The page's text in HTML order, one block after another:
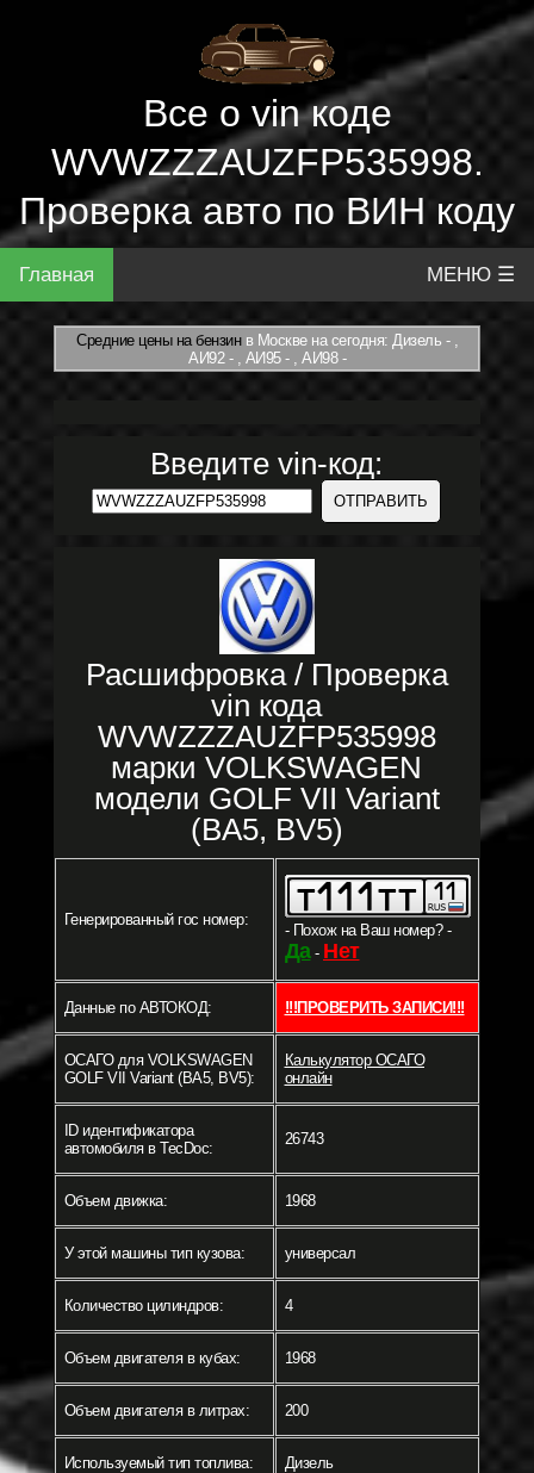
Все о vin коде
WVWZZZAUZFP535998.
Проверка авто по ВИН коду
Главная МЕНЮ ☰
Средние цены на бензинв Москве на сегодня: Дизель - ,
АИ92 - , АИ95 - , АИ98 -
Введите vin-код:
Расшифровка / Проверка
vin кода
WVWZZZAUZFP535998
марки VOLKSWAGEN
модели GOLF VII Variant
(BA5, BV5)
Генерированный гос номер:
- Похож на Ваш номер? -
Да- Нет
Данные по АВТОКОД: !!!ПРОВЕРИТЬ ЗАПИСИ!!!
ОСАГО для VOLKSWAGEN
GOLF VII Variant (BA5, BV5):
Калькулятор ОСАГО
онлайн
ID идентификатора
автомобиля в TecDoc:
26743
Объем движка: 1968
У этой машины тип кузова: универсал
Количество цилиндров: 4
Объем двигателя в кубах: 1968
Объем двигателя в литрах: 200
Используемый тип топлива: Дизель